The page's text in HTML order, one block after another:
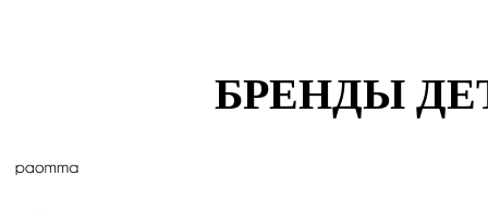
БРЕНДЫ